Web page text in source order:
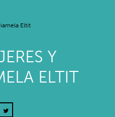
Eltit
Y
ELTIT